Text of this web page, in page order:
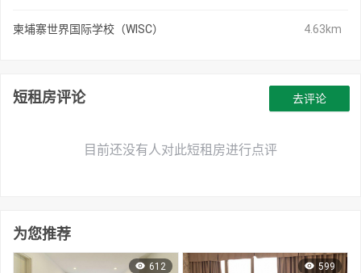
柬埔寨世界国际学校（WISC） 4.63km
短租房评论
目前还没有人对此短租房进行点评
去评论
为您推荐
612 599